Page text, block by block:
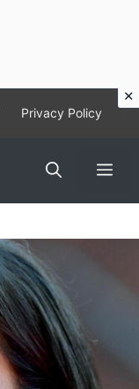
Privacy Policy